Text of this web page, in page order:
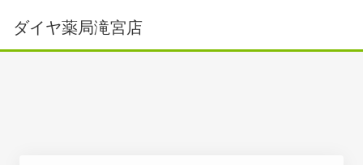
ダイヤ薬局滝宮店